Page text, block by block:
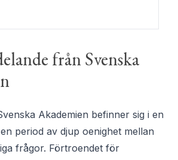
Hon debuterade 2006 med
En
från Svenska
Akademien befinner sig i en
period av djup oenighet mellan
frågor. Förtroendet för